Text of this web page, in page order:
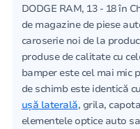
DODGE RAM, 13 - 18 în
de magazine de piese
caroserie noi de la
produse de calitate cu
bamper este cel mai mic
de schimb este identică
ușă laterală, grila,
elementele optice auto